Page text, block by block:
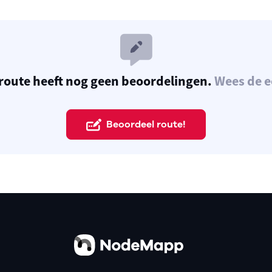
heeft nog geen beoordelingen.Wees de
Beoordeel route!